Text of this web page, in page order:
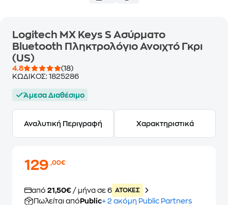
Logitech MX Keys S Ασύρματο
Bluetooth Πληκτρολόγιο Ανοιχτό Γκρι
(US)
4.8
(18)
ΚΩΔΙΚΟΣ: 1825286
Άμεσα Διαθέσιμο
Αναλυτική Περιγραφή Χαρακτηριστικά
129,00€
από 21,50€ / μήνα σε 6 ATOKEΣ
Πωλείται από Public+ 2 ακόμη Public Partners